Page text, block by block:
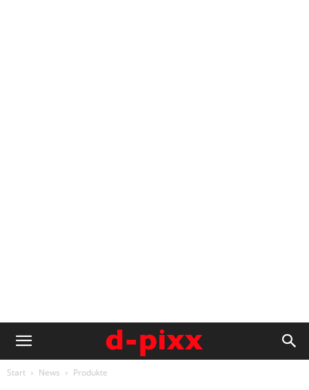
Start News Produkte